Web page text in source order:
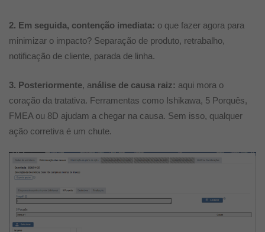
2. Em seguida, contenção imediata: o que fazer agora para
minimizar o impacto? Separação de produto, retrabalho,
notificação de cliente, parada de linha.
3. Posteriormente, análise de causa raiz: aqui mora o
coração da tratativa. Ferramentas como Ishikawa, 5 Porquês,
FMEA ou 8D ajudam a chegar na causa. Sem isso, qualquer
ação corretiva é um chute.